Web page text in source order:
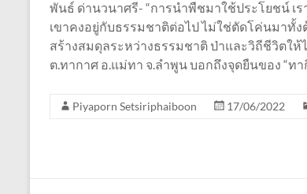
พันธ์ ด่านวนาศรี- “การนำพืชมาใช้ประโยชน์ เ
เขาคงอยู่กับธรรมชาติต่อไป ไม่ใช่ตัดโค่นมาทั้
สร้างสมดุลระหว่างธรรมชาติ ป่าและวิถีชีวิตให้
ต.ทากาศ อ.แม่ทา จ.ลำพูน บอกถึงจุดยืนของ “ท
Piyaporn Setsiriphaiboon 17/06/2022